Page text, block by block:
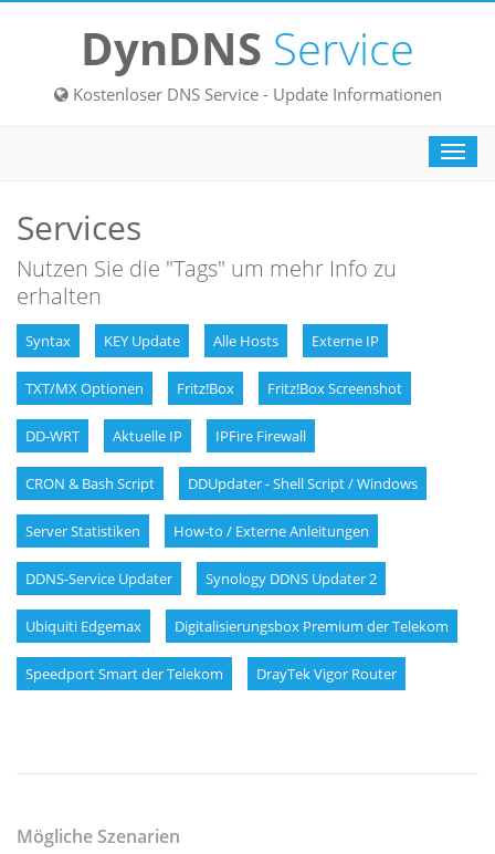
DynDNS Service
Kostenloser DNS Service - Update Informationen
Services
Nutzen Sie die "Tags" um mehr Info zu
erhalten
Syntax KEY Update Alle Hosts Externe IP
TXT/MX Optionen Fritz!Box Fritz!Box Screenshot
DD-WRT Aktuelle IP IPFire Firewall
CRON & Bash Script DDUpdater - Shell Script / Windows
Server Statistiken How-to / Externe Anleitungen
DDNS-Service Updater Synology DDNS Updater 2
Ubiquiti Edgemax Digitalisierungsbox Premium der Telekom
Speedport Smart der Telekom DrayTek Vigor Router
Mögliche Szenarien